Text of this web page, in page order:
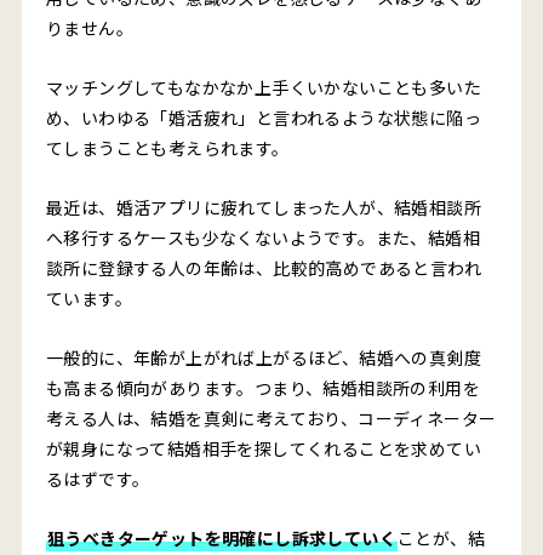
りません。
マッチングしてもなかなか上手くいかないことも多いた
め、いわゆる「婚活疲れ」と言われるような状態に陥っ
てしまうことも考えられます。
最近は、婚活アプリに疲れてしまった人が、結婚相談所
へ移行するケースも少なくないようです。また、結婚相
談所に登録する人の年齢は、比較的高めであると言われ
ています。
一般的に、年齢が上がれば上がるほど、結婚への真剣度
も高まる傾向があります。つまり、結婚相談所の利用を
考える人は、結婚を真剣に考えており、コーディネーター
が親身になって結婚相手を探してくれることを求めてい
るはずです。
狙うべきターゲットを明確にし訴求していくことが、結